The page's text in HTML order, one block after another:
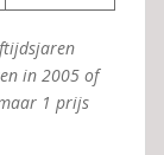
in 2005 of
1 prijs